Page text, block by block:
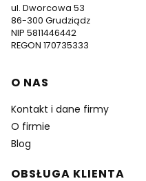
ul. Dworcowa 53
86-300 Grudziądz
NIP 5811446442
REGON 170735333
Linki w stopce
O NAS
Kontakt i dane firmy
O firmie
Blog
OBSŁUGA KLIENTA